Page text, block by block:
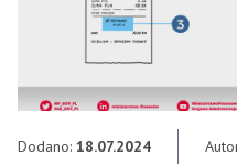
Dodano: 18.07.2024